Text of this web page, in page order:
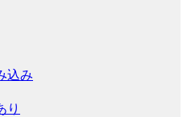
込み
り